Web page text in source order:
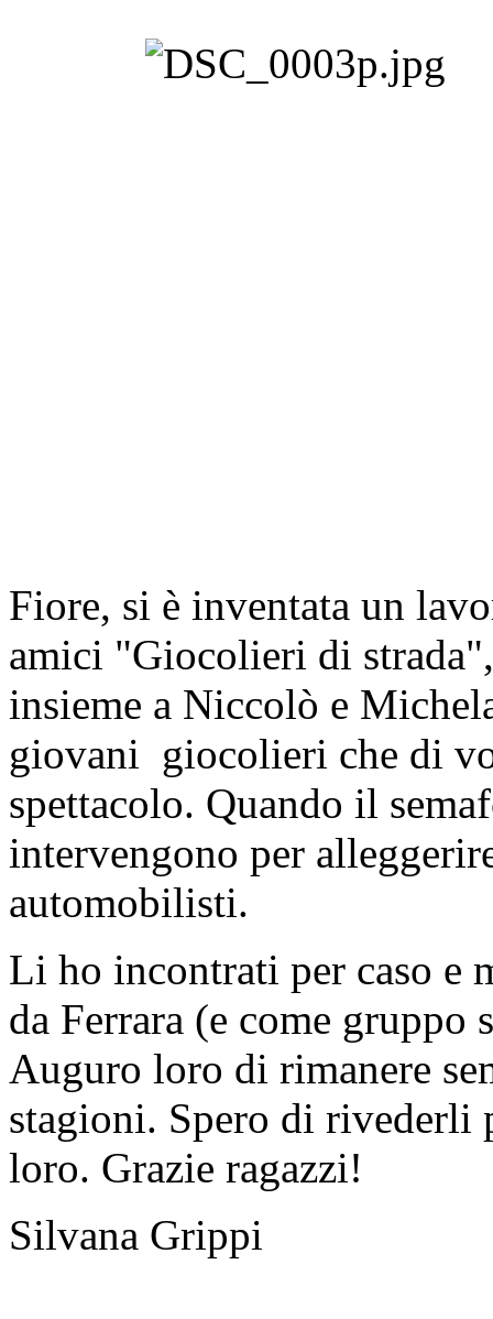
Fiore, si è inventata un
amici "Giocolieri di
insieme a Niccolò e
giovani giocolieri che di
spettacolo. Quando il
intervengono per
automobilisti.
Li ho incontrati per caso e
da Ferrara (e come
Auguro loro di rimanere
stagioni. Spero di rivederli
loro. Grazie ragazzi!
Silvana Grippi